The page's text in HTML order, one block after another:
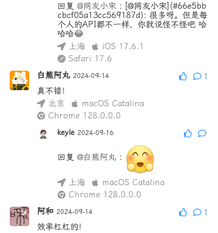
回复 @网友小宋 : [@网友小宋](#66e5bb
cbcf05a13cc569187d): 很多呀。但是每
个人的API都不一样，你就说怪不怪吧 哈
哈哈😂
上海
iOS 17.6.1
Safari 17.6
白熊阿丸 2024-09-14
1
真不错！
北京
macOS Catalina
Chrome 128.0.0.0
keyle 2024-09-16
回复 @白熊阿丸:
上海
macOS Catalina
Chrome 128.0.0.0
阿和 2024-09-14
1
效率杠杠的！